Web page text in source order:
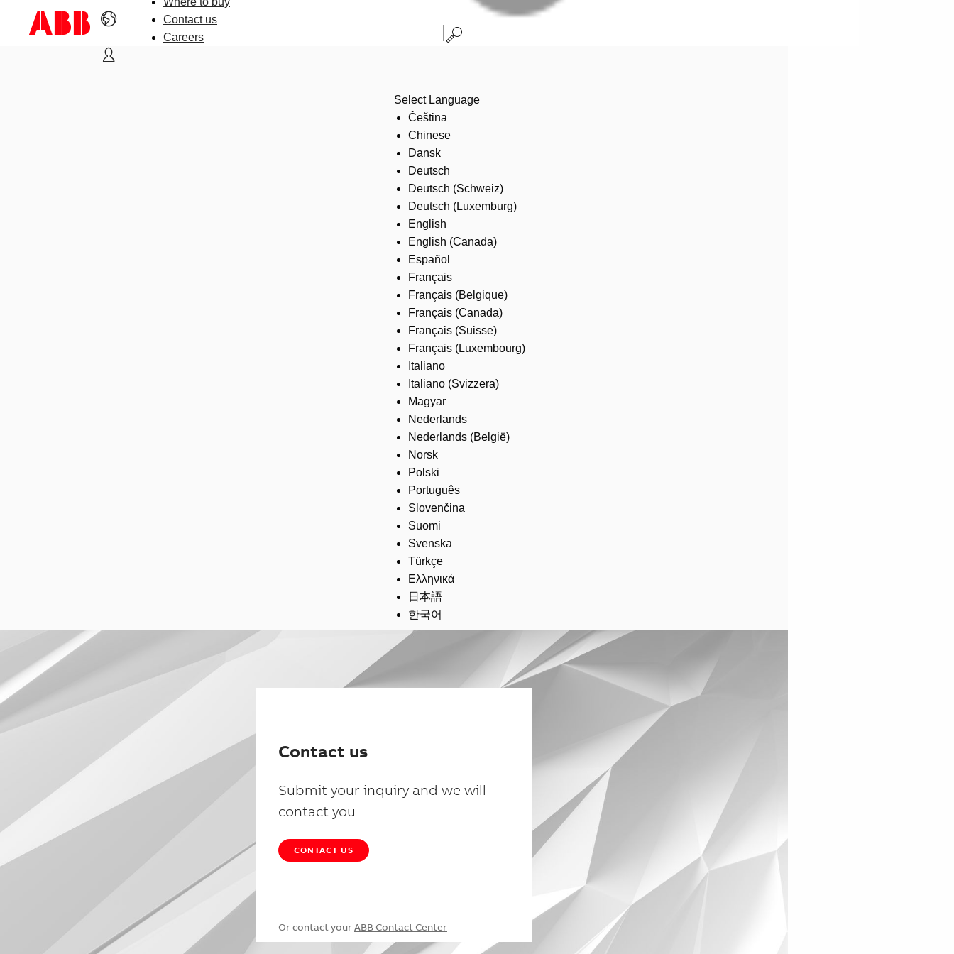
Contact us
Careers
Select Language
Čeština
Chinese
Dansk
Deutsch
Deutsch (Schweiz)
Deutsch (Luxemburg)
English
English (Canada)
Español
Français
Français (Belgique)
Français (Canada)
Français (Suisse)
Français (Luxembourg)
Italiano
Italiano (Svizzera)
Magyar
Nederlands
Nederlands (België)
Norsk
Polski
Português
Slovenčina
Suomi
Svenska
Türkçe
Ελληνικά
日本語
한국어
Contact us
Submit your inquiry and we will
contact you
CONTACT US
Or contact your ABB Contact Center